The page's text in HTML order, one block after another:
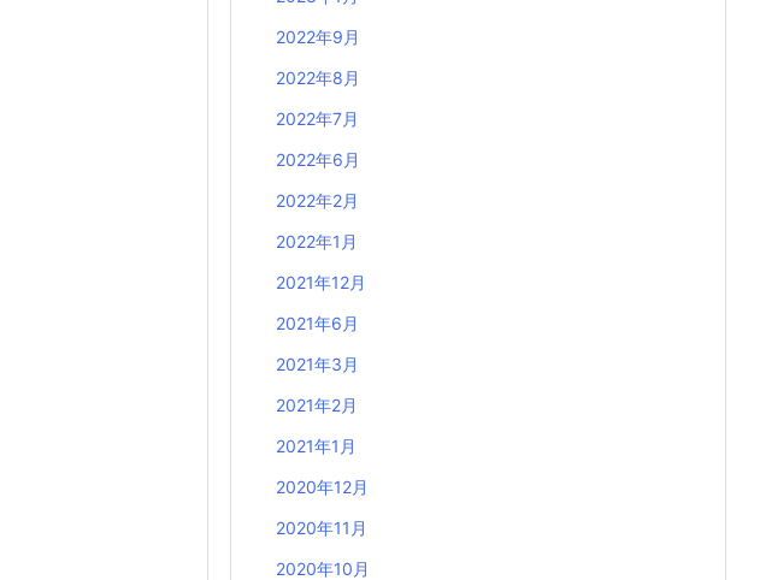
2022年9月
2022年8月
2022年7月
2022年6月
2022年2月
2022年1月
2021年12月
2021年6月
2021年3月
2021年2月
2021年1月
2020年12月
2020年11月
2020年10月